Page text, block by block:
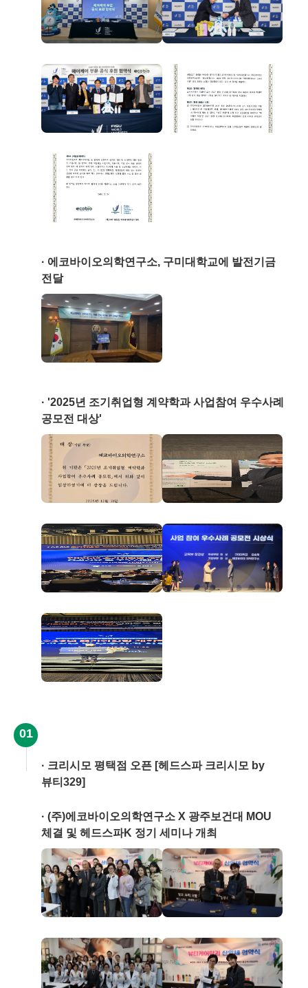
에코바이오의학연구소, 구미대학교에 발전기금
전달
'2025년 조기취업형 계약학과 사업참여 우수사례
공모전 대상'
01
크리시모 평택점 오픈 [헤드스파 크리시모 by
뷰티329]
(주)에코바이오의학연구소 X 광주보건대 MOU
체결 및 헤드스파K 정기 세미나 개최